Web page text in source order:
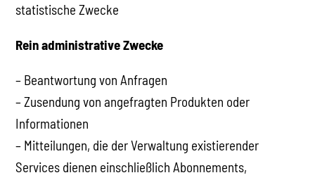
statistische Zwecke
Rein administrative Zwecke
– Beantwortung von Anfragen
– Zusendung von angefragten Produkten oder
Informationen
– Mitteilungen, die der Verwaltung existierender
Services dienen einschließlich Abonnements,